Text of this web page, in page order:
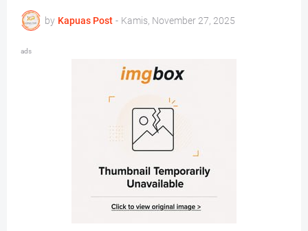
by Kapuas Post - Kamis, November 27, 2025
ads